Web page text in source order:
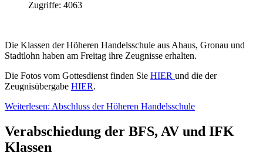
Zugriffe: 4063
Die Klassen der Höheren Handelsschule aus Ahaus, Gronau und
Stadtlohn haben am Freitag ihre Zeugnisse erhalten.
Die Fotos vom Gottesdienst finden Sie HIER und die der
Zeugnisübergabe HIER.
Weiterlesen: Abschluss der Höheren Handelsschule
Verabschiedung der BFS, AV und IFK
Klassen